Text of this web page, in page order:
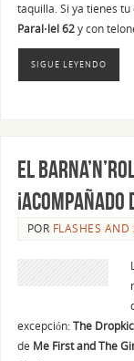
taquilla. Si ya tienes
Paral·lel 62y con
SIGUE LEYENDO
El
POR FLASHES AND
excepción:The
de Me First and The